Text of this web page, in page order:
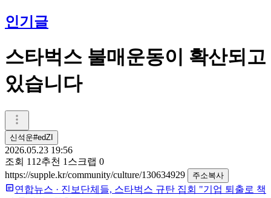
인기글
스타벅스 불매운동이 확산되고
있습니다
신석운#edZI
2026.05.23 19:56
조회 112추천 1 스크랩 0
https://supple.kr/community/culture/130634929
주소복사
연합뉴스 · 진보단체들, 스타벅스 규탄 집회 "기업 퇴출로 책